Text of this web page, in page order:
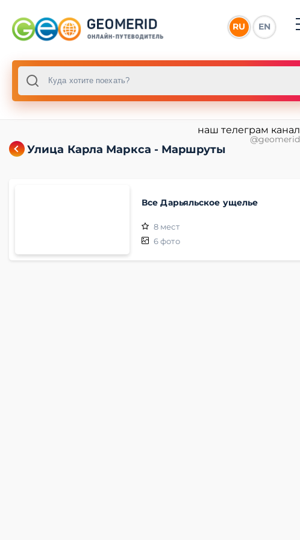
RU EN
наш телеграм канал
@geomerid
Улица Карла Маркса - Маршруты
Все Дарьяльское ущелье
8 мест
6фото